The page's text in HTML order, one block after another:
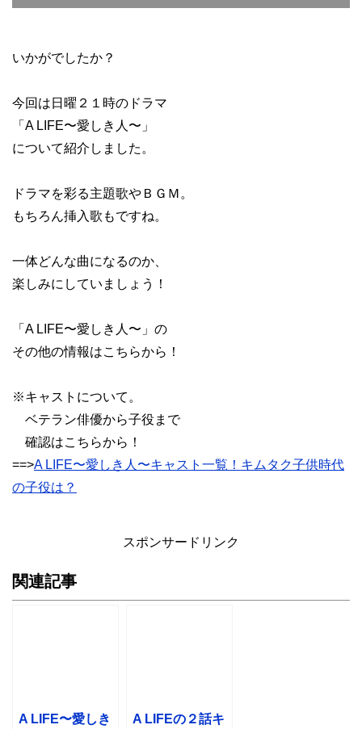
いかがでしたか？
今回は日曜２１時のドラマ
「A LIFE〜愛しき人〜」
について紹介しました。
ドラマを彩る主題歌やＢＧＭ。
もちろん挿入歌もですね。
一体どんな曲になるのか、
楽しみにしていましょう！
「A LIFE〜愛しき人〜」の
その他の情報はこちらから！
※キャストについて。
ベテラン俳優から子役まで
確認はこちらから！
==>A LIFE〜愛しき人〜キャスト一覧！キムタク子供時代
の子役は？
スポンサードリンク
関連記事
A LIFE〜愛しき
A LIFEの２話キ